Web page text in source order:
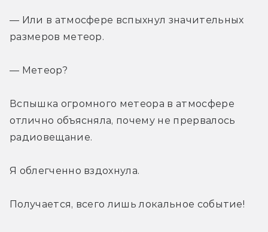
— Или в атмосфере вспыхнул значительных
размеров метеор.
— Метеор?
Вспышка огромного метеора в атмосфере
отлично объясняла, почему не прервалось
радиовещание.
Я облегченно вздохнула.
Получается, всего лишь локальное событие!